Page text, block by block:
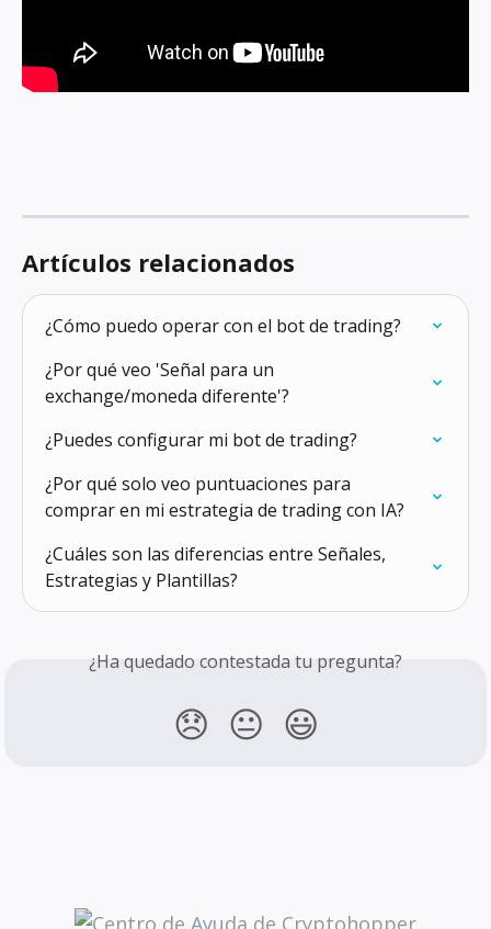
Artículos relacionados
¿Cómo puedo operar con el bot de trading?
¿Por qué veo 'Señal para un
exchange/moneda diferente'?
¿Puedes configurar mi bot de trading?
¿Por qué solo veo puntuaciones para
comprar en mi estrategia de trading con IA?
¿Cuáles son las diferencias entre Señales,
Estrategias y Plantillas?
¿Ha quedado contestada tu pregunta?
😞 😐 😃